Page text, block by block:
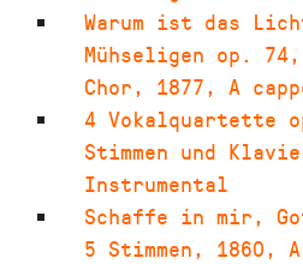
Warum ist das
Mühseligen op. 74,
Chor, 1877, A
4 Vokalquartette
Stimmen und
Instrumental
Schaffe in mir,
5 Stimmen, 1860,